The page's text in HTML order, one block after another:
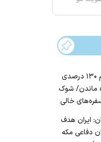
تورم ۱۳۰ درصدی
ماندن/ شوک
خالی
ایران هدف
دفاعی مکه